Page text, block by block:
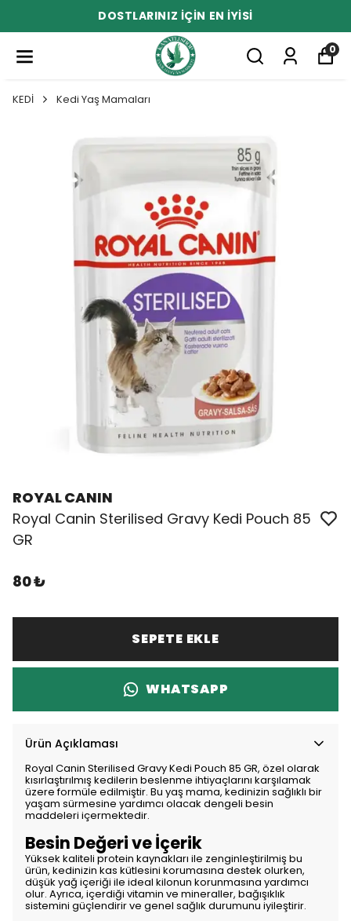
DOSTLARINIZ İÇİN EN İYİSİ
0
KEDİ Kedi Yaş Mamaları
ROYAL CANIN
Royal Canin Sterilised Gravy Kedi Pouch 85
GR
80 ₺
SEPETE EKLE
WHATSAPP
Ürün Açıklaması
Royal Canin Sterilised Gravy Kedi Pouch 85 GR, özel olarak
kısırlaştırılmış kedilerin beslenme ihtiyaçlarını karşılamak
üzere formüle edilmiştir. Bu yaş mama, kedinizin sağlıklı bir
yaşam sürmesine yardımcı olacak dengeli besin
maddeleri içermektedir.
Besin Değeri ve İçerik
Yüksek kaliteli protein kaynakları ile zenginleştirilmiş bu
ürün, kedinizin kas kütlesini korumasına destek olurken,
düşük yağ içeriği ile ideal kilonun korunmasına yardımcı
olur. Ayrıca, içerdiği vitamin ve mineraller, bağışıklık
sistemini güçlendirir ve genel sağlık durumunu iyileştirir.